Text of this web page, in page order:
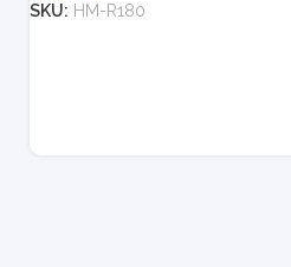
SKU: HM-R180